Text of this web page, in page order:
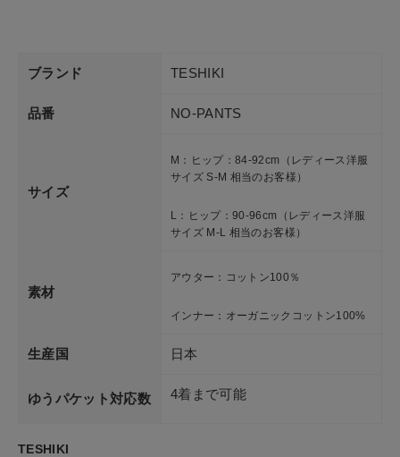
ブランド TESHIKI
品番 NO-PANTS
サイズ
M：ヒップ：84-92cm（レディース洋服
サイズ S-M 相当のお客様）
L：ヒップ：90-96cm（レディース洋服
サイズ M-L 相当のお客様）
素材
アウター：コットン100％
インナー：オーガニックコットン100%
生産国 日本
ゆうパケット対応数 4着まで可能
TESHIKI